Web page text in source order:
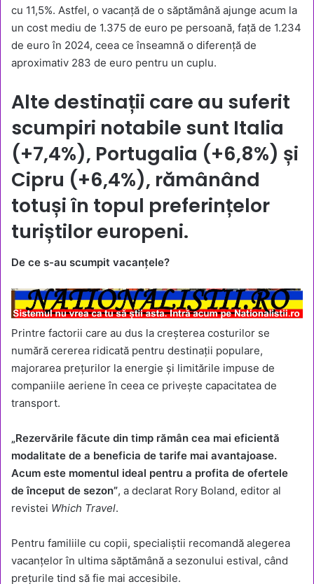
cu 11,5%. Astfel, o vacanță de o săptămână ajunge acum la
un cost mediu de 1.375 de euro pe persoană, față de 1.234
de euro în 2024, ceea ce înseamnă o diferență de
aproximativ 283 de euro pentru un cuplu.
Alte destinații care au suferit
scumpiri notabile sunt Italia
(+7,4%), Portugalia (+6,8%) și
Cipru (+6,4%), rămânând
totuși în topul preferințelor
turiștilor europeni.
De ce s-au scumpit vacanțele?
Printre factorii care au dus la creșterea costurilor se
numără cererea ridicată pentru destinații populare,
majorarea prețurilor la energie și limitările impuse de
companiile aeriene în ceea ce privește capacitatea de
transport.
„Rezervările făcute din timp rămân cea mai eficientă
modalitate de a beneficia de tarife mai avantajoase.
Acum este momentul ideal pentru a profita de ofertele
de început de sezon”, a declarat Rory Boland, editor al
revistei Which Travel.
Pentru familiile cu copii, specialiștii recomandă alegerea
vacanțelor în ultima săptămână a sezonului estival, când
prețurile tind să fie mai accesibile.